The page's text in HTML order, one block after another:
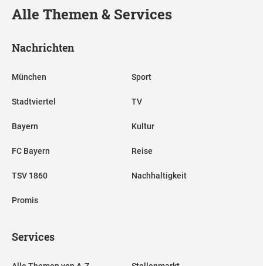
Alle Themen & Services
Nachrichten
München
Stadtviertel
Bayern
FC Bayern
TSV 1860
Promis
Sport
TV
Kultur
Reise
Nachhaltigkeit
Services